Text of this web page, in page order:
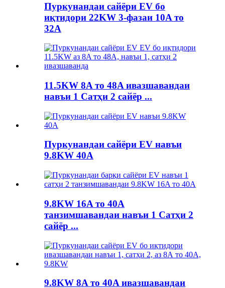
Пуркунандаи сайёри EV бо
иқтидори 22KW 3-фазаи 10A то
32A
11.5KW 8A то 48A ивазшавандаи
навъи 1 Сатҳи 2 сайёр ...
Пуркунандаи сайёри EV навъи
9.8KW 40A
9.8KW 16A то 40A
танзимшавандаи навъи 1 Сатҳи 2
сайёр ...
9.8KW 8A то 40A ивазшавандаи